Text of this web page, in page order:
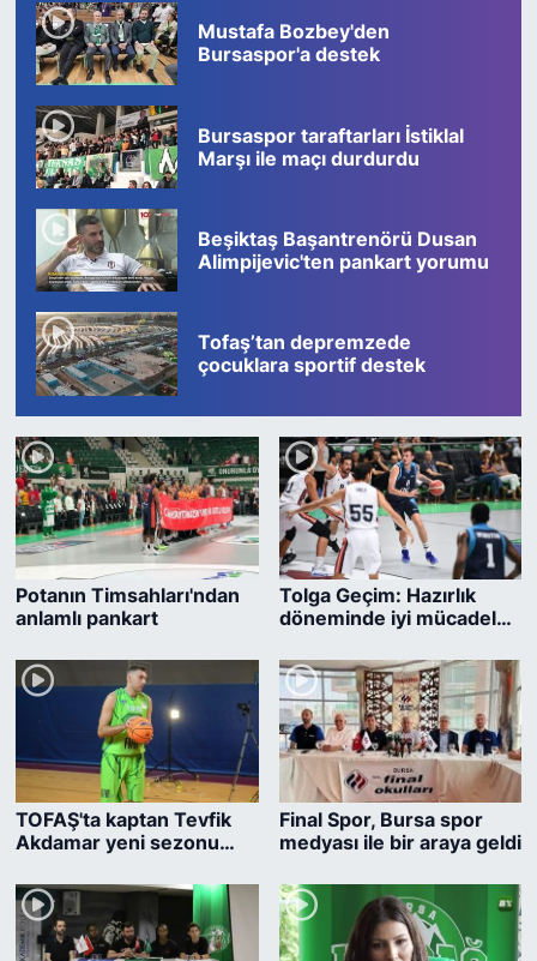
Mustafa Bozbey'den
Bursaspor'a destek
Bursaspor taraftarları İstiklal
Marşı ile maçı durdurdu
Beşiktaş Başantrenörü Dusan
Alimpijevic'ten pankart yorumu
Tofaş’tan depremzede
çocuklara sportif destek
Potanın Timsahları'ndan
anlamlı pankart
Tolga Geçim: Hazırlık
döneminde iyi mücadele
TOFAŞ'ta kaptan Tevfik
Akdamar yeni sezonu
Final Spor, Bursa spor
medyası ile bir araya geldi